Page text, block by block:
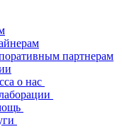
партнерам
о нас